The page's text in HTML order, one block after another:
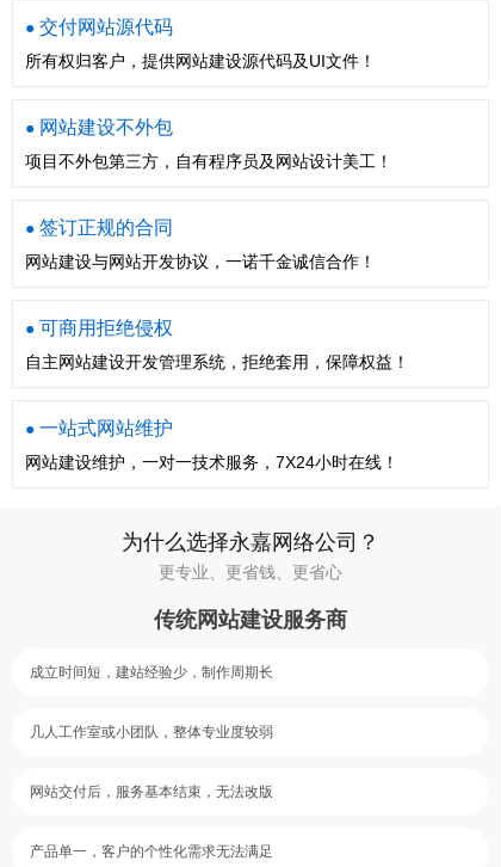
● 交付网站源代码
所有权归客户，提供网站建设源代码及UI文件！
● 网站建设不外包
项目不外包第三方，自有程序员及网站设计美工！
● 签订正规的合同
网站建设与网站开发协议，一诺千金诚信合作！
● 可商用拒绝侵权
自主网站建设开发管理系统，拒绝套用，保障权益！
● 一站式网站维护
网站建设维护，一对一技术服务，7X24小时在线！
为什么选择永嘉网络公司？
更专业、更省钱、更省心
传统网站建设服务商
成立时间短，建站经验少，制作周期长
几人工作室或小团队，整体专业度较弱
网站交付后，服务基本结束，无法改版
产品单一，客户的个性化需求无法满足